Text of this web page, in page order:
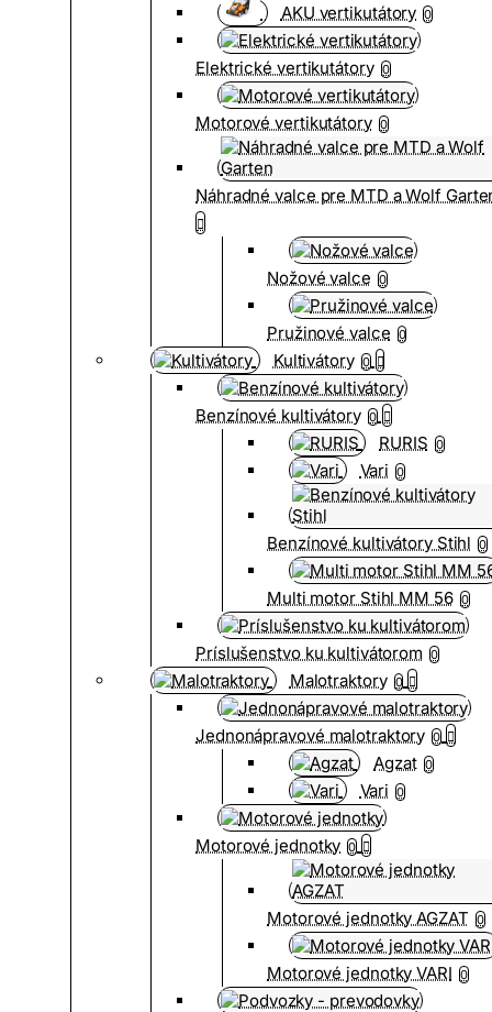
AKU vertikutátory 0
Elektrické vertikutátory 0
Motorové vertikutátory 0
Náhradné valce pre MTD a Wolf
Nožové valce 0
Pružinové valce 0
Kultivátory 0
Benzínové kultivátory 0
RURIS 0
Vari 0
Benzínové kultivátory Stihl 0
Multi motor Stihl MM 56 0
Príslušenstvo ku kultivátorom 0
Malotraktory 0
Jednonápravové malotraktory 0
Agzat 0
Vari 0
Motorové jednotky 0
Motorové jednotky AGZAT 0
Motorové jednotky VARI 0